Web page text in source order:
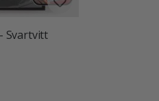
Svartvitt